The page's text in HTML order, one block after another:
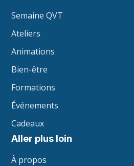
Semaine QVT
Ateliers
Animations
Bien-être
Formations
Événements
Cadeaux
Aller plus loin
À propos